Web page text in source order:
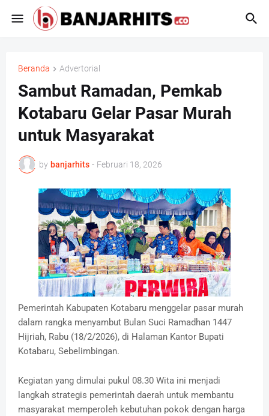
Beranda Advertorial
Sambut Ramadan, Pemkab
Kotabaru Gelar Pasar Murah
untuk Masyarakat
by banjarhits - Februari 18, 2026
Pemerintah Kabupaten Kotabaru menggelar pasar murah
dalam rangka menyambut Bulan Suci Ramadhan 1447
Hijriah, Rabu (18/2/2026), di Halaman Kantor Bupati
Kotabaru, Sebelimbingan.
Kegiatan yang dimulai pukul 08.30 Wita ini menjadi
langkah strategis pemerintah daerah untuk membantu
masyarakat memperoleh kebutuhan pokok dengan harga